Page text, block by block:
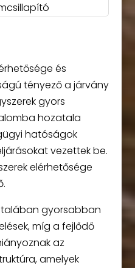
és
tényező a járvány
gyors
hozatala
hatóságok
vezettek be.
elérhetősége
gyorsabban
míg a fejlődő
az
amelyek